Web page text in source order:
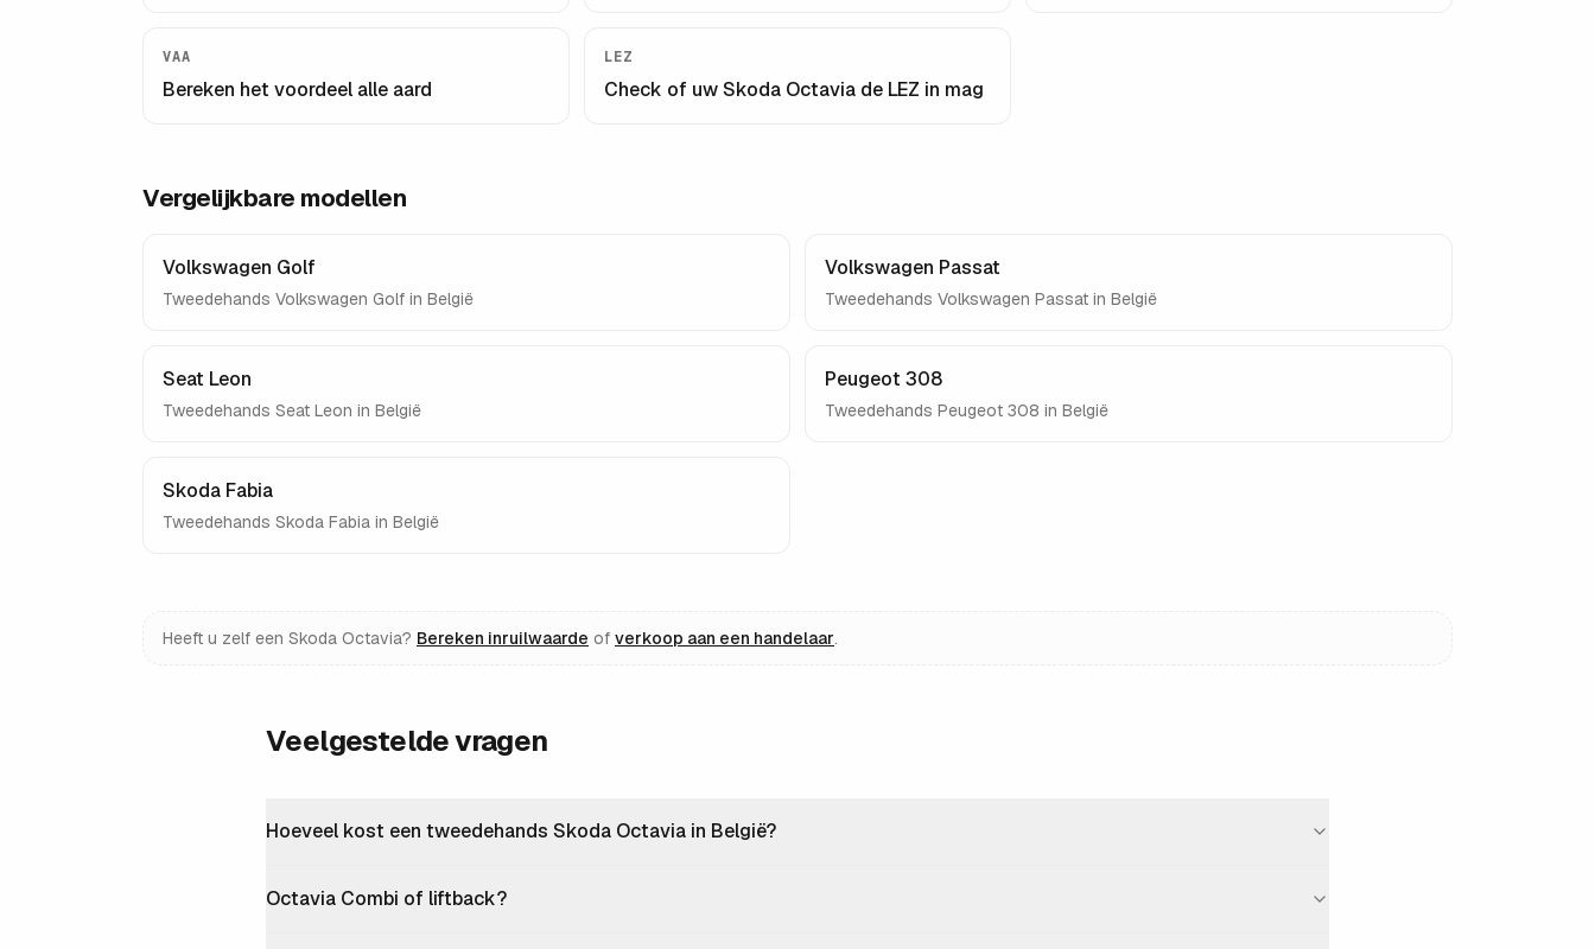
VAA
Bereken het voordeel alle aard
LEZ
Check of uwSkoda Octavia de LEZ in mag
Vergelijkbare modellen
Volkswagen Golf
Tweedehands Volkswagen Golf in België
Volkswagen Passat
Tweedehands Volkswagen Passat in België
Seat Leon
Tweedehands Seat Leon in België
Peugeot 308
Tweedehands Peugeot 308 in België
Skoda Fabia
Tweedehands Skoda Fabia in België
Heeft u zelf een Skoda Octavia? Bereken inruilwaarde of verkoop aan een handelaar.
Veelgestelde vragen
Hoeveel kost een tweedehands Skoda Octavia in België?
Octavia Combi of liftback?